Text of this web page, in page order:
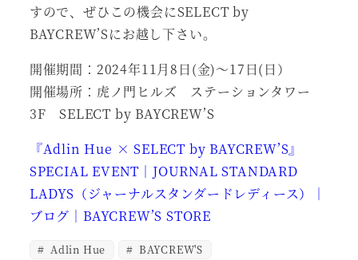
すので、ぜひこの機会にSELECT by
BAYCREW’Sにお越し下さい。
開催期間：2024年11月8日(金)～17日(日）
開催場所：虎ノ門ヒルズ ステーションタワー
3F SELECT by BAYCREW’S
『Adlin Hue × SELECT by BAYCREW’S』
SPECIAL EVENT｜JOURNAL STANDARD
LADYS（ジャーナルスタンダードレディース）｜
ブログ｜BAYCREW’S STORE
Adlin Hue
BAYCREW'S